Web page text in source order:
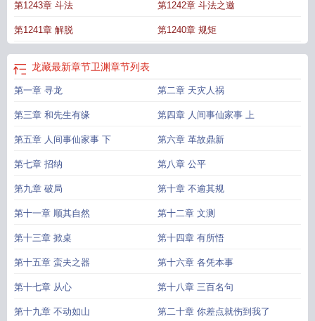
第1243章 斗法 第1242章 斗法之邀
第1241章 解脱 第1240章 规矩
龙藏最新章节卫渊章节列表
第一章 寻龙 第二章 天灾人祸
第三章 和先生有缘 第四章 人间事仙家事 上
第五章 人间事仙家事 下 第六章 革故鼎新
第七章 招纳 第八章 公平
第九章 破局 第十章 不逾其规
第十一章 顺其自然 第十二章 文测
第十三章 掀桌 第十四章 有所悟
第十五章 蛮夫之器 第十六章 各凭本事
第十七章 从心 第十八章 三百名句
第十九章 不动如山 第二十章 你差点就伤到我了